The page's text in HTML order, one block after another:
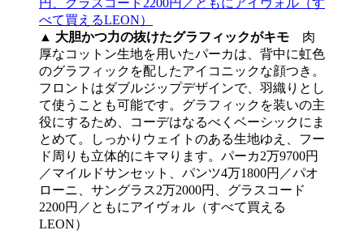
▲ 大胆かつ力の抜けたグラフィックがキモ 肉
厚なコットン生地を用いたパーカは、背中に虹色
のグラフィックを配したアイコニックな顔つき。
フロントはダブルジップデザインで、羽織りとし
て使うことも可能です。グラフィックを装いの主
役にするため、コーデはなるべくベーシックにま
とめて。しっかりウェイトのある生地ゆえ、フー
ド周りも立体的にキマります。パーカ2万9700円
／マイルドサンセット、パンツ4万1800円／パオ
ローニ、サングラス2万2000円、グラスコード
2200円／ともにアイヴォル（すべて買える
LEON）